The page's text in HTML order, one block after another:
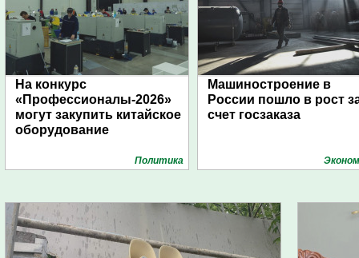
На конкурс
«Профессионалы-2026»
могут закупить китайское
оборудование
Политика
Машиностроение в
России пошло в рост
счет госзаказа